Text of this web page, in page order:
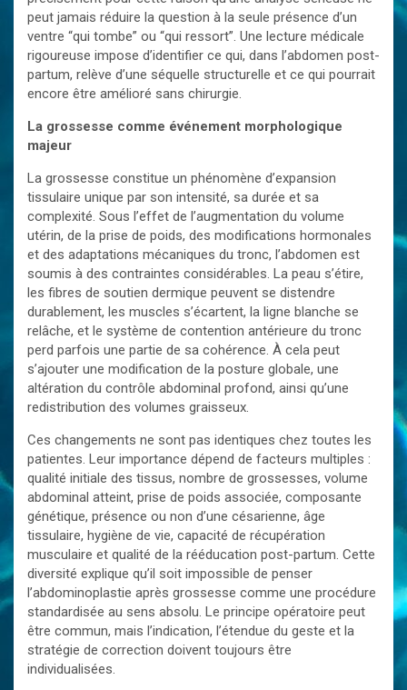
peut jamais réduire la question à la seule présence d’un
ventre “qui tombe” ou “qui ressort”. Une lecture médicale
rigoureuse impose d’identifier ce qui, dans l’abdomen post-
partum, relève d’une séquelle structurelle et ce qui pourrait
encore être amélioré sans chirurgie.
La grossesse comme événement morphologique
majeur
La grossesse constitue un phénomène d’expansion
tissulaire unique par son intensité, sa durée et sa
complexité. Sous l’effet de l’augmentation du volume
utérin, de la prise de poids, des modifications hormonales
et des adaptations mécaniques du tronc, l’abdomen est
soumis à des contraintes considérables. La peau s’étire,
les fibres de soutien dermique peuvent se distendre
durablement, les muscles s’écartent, la ligne blanche se
relâche, et le système de contention antérieure du tronc
perd parfois une partie de sa cohérence. À cela peut
s’ajouter une modification de la posture globale, une
altération du contrôle abdominal profond, ainsi qu’une
redistribution des volumes graisseux.
Ces changements ne sont pas identiques chez toutes les
patientes. Leur importance dépend de facteurs multiples :
qualité initiale des tissus, nombre de grossesses, volume
abdominal atteint, prise de poids associée, composante
génétique, présence ou non d’une césarienne, âge
tissulaire, hygiène de vie, capacité de récupération
musculaire et qualité de la rééducation post-partum. Cette
diversité explique qu’il soit impossible de penser
l’abdominoplastie après grossesse comme une procédure
standardisée au sens absolu. Le principe opératoire peut
être commun, mais l’indication, l’étendue du geste et la
stratégie de correction doivent toujours être
individualisées.